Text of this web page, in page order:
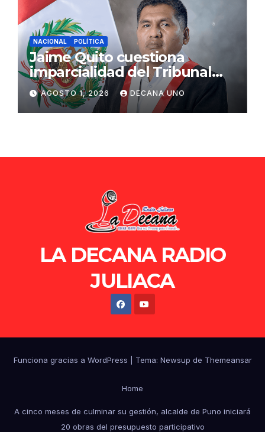
NACIONAL POLÍTICA
Jaime Quito cuestiona
imparcialidad del Tribunal
Constitucional tras liberación
de Ollanta Humala
AGOSTO 1, 2026 DECANA UNO
LA DECANA RADIO
JULIACA
Funciona gracias a WordPress Tema: Newsup de Themeansar
Home
A cinco meses de culminar su gestión, alcalde de Puno iniciará
20 obras del presupuesto participativo